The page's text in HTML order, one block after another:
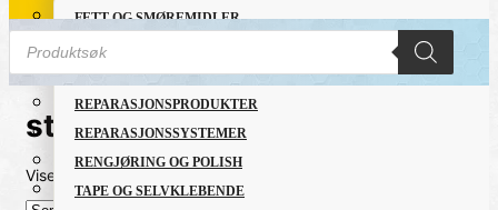
FETT OG SMØREMIDLER
GRUNNING OG LAKK
LIM OG TETTEMASSER
REPARASJONSPRODUKTER
REPARASJONSSYSTEMER
RENGJØRING OG POLISH
TAPE OG SELVKLEBENDE
Products
search
st?llim
Viser alle 2 resultaterSortert
etter